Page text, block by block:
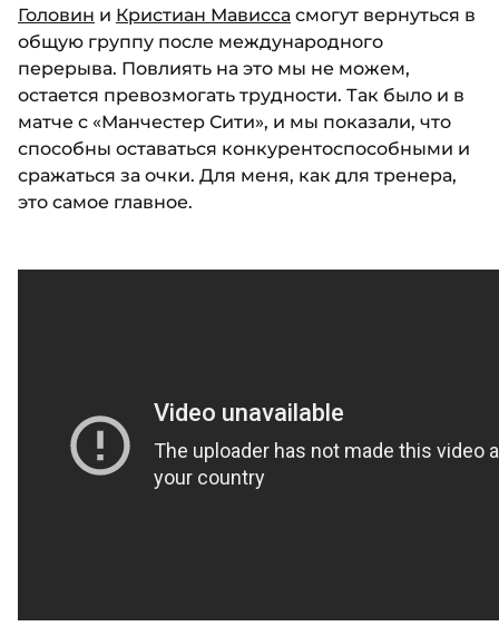
Головин и Кристиан Мависса смогут вернуться в
общую группу после международного
перерыва. Повлиять на это мы не можем,
остается превозмогать трудности. Так было и в
матче с «Манчестер Сити», и мы показали, что
способны оставаться конкурентоспособными и
сражаться за очки. Для меня, как для тренера,
это самое главное.